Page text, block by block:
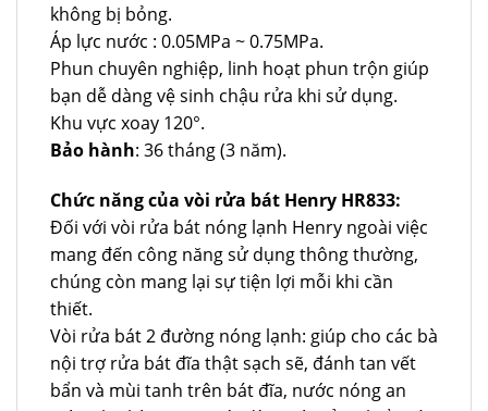
không bị bỏng.
Áp lực nước : 0.05MPa ~ 0.75MPa.
Phun chuyên nghiệp, linh hoạt phun trộn giúp
bạn dễ dàng vệ sinh chậu rửa khi sử dụng.
Khu vực xoay 120°.
Bảo hành: 36 tháng (3 năm).
Chức năng của vòi rửa bát Henry HR833:
Đối với vòi rửa bát nóng lạnh Henry ngoài việc
mang đến công năng sử dụng thông thường,
chúng còn mang lại sự tiện lợi mỗi khi cần
thiết.
Vòi rửa bát 2 đường nóng lạnh: giúp cho các bà
nội trợ rửa bát đĩa thật sạch sẽ, đánh tan vết
bẩn và mùi tanh trên bát đĩa, nước nóng an